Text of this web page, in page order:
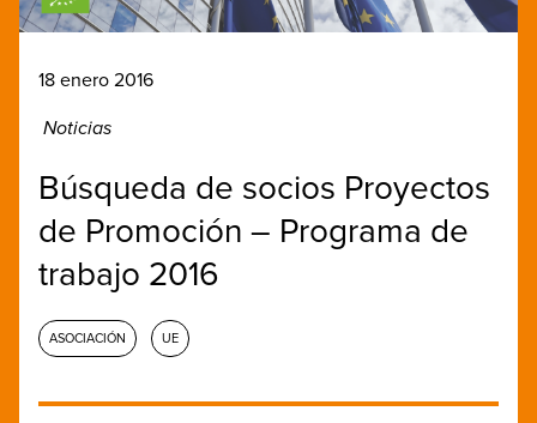
18 enero 2016
Noticias
Búsqueda de socios Proyectos
de Promoción – Programa de
trabajo 2016
ASOCIACIÓN UE